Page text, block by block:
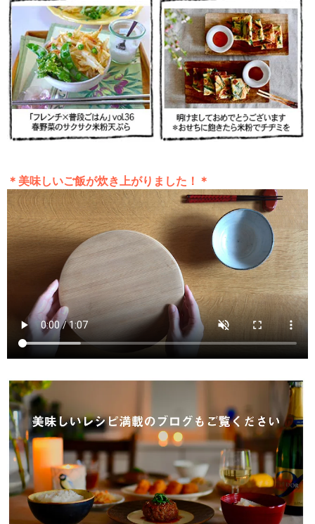
＊美味しいご飯が炊き上がりました！＊